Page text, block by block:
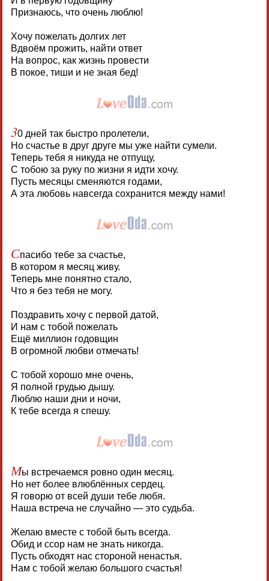
Признаюсь, что очень люблю!
Хочу пожелать долгих лет
Вдвоём прожить, найти ответ
На вопрос, как жизнь провести
В покое, тиши и не зная бед!
30 дней так быстро пролетели,
Но счастье в друг друге мы уже найти сумели.
Теперь тебя я никуда не отпущу,
С тобою за руку по жизни я идти хочу.
Пусть месяцы сменяются годами,
А эта любовь навсегда сохранится между нами!
Спасибо тебе за счастье,
В котором я месяц живу.
Теперь мне понятно стало,
Что я без тебя не могу.
Поздравить хочу с первой датой,
И нам с тобой пожелать
Ещё миллион годовщин
В огромной любви отмечать!
С тобой хорошо мне очень,
Я полной грудью дышу.
Люблю наши дни и ночи,
К тебе всегда я спешу.
Мы встречаемся ровно один месяц.
Но нет более влюблённых сердец.
Я говорю от всей души тебе любя.
Наша встреча не случайно — это судьба.
Желаю вместе с тобой быть всегда.
Обид и ссор нам не знать никогда.
Пусть обходят нас стороной ненастья.
Нам с тобой желаю большого счастья!